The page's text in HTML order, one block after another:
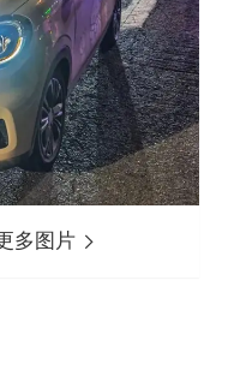
多图片